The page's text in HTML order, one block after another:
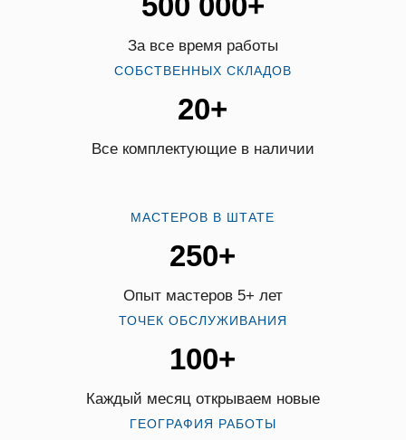
За все время работы
СОБСТВЕННЫХ СКЛАДОВ
20+
Все комплектующие в наличии
МАСТЕРОВ В ШТАТЕ
250+
Опыт мастеров 5+ лет
ТОЧЕК ОБСЛУЖИВАНИЯ
100+
Каждый месяц открываем новые
ГЕОГРАФИЯ РАБОТЫ